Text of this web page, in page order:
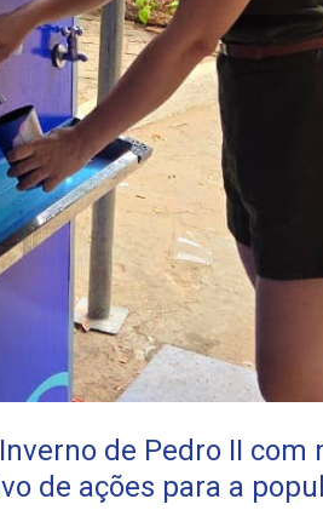
de Pedro II com
de ações para a